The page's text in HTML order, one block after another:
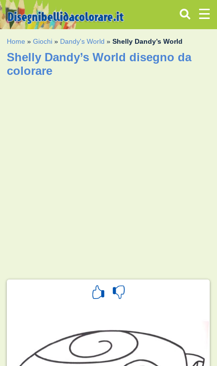
Home »Giochi » Dandy's World »Shelly Dandy’s World
Shelly Dandy’s World disegno da
colorare